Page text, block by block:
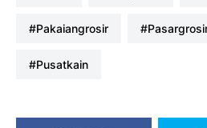
#pakaiangrosir
#pusatkain